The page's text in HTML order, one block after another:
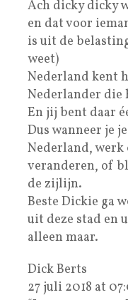
Ach dicky dicky
en dat voor
is uit de
weet)
Nederland kent
Nederlander die
En jij bent daar
Dus wanneer je
Nederland, werk
veranderen, of
de zijlijn.
Beste Dickie ga
uit deze stad en
alleen maar.
Dick Berts
27 juli 2018 at